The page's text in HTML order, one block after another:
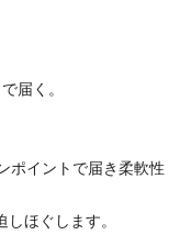
届く。
ポイントで届き柔軟性
ほぐします。